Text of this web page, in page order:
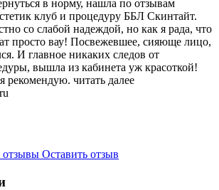
в норму, нашла по отзывам
клуб и процедуру ББЛ Скинтайт.
со слабой надеждой, но как я рада, что
просто вау! Посвежевшее, сияюще лицо,
И главное никаких следов от
вышла из кабинета уж красоткой!
рекомендую. читать далее
отзывы Оставить отзыв